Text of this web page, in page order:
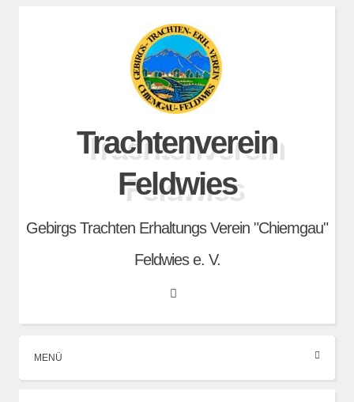
Trachtenverein
Feldwies
Gebirgs Trachten Erhaltungs Verein "Chiemgau"
Feldwies e. V.
Search
MENÜ